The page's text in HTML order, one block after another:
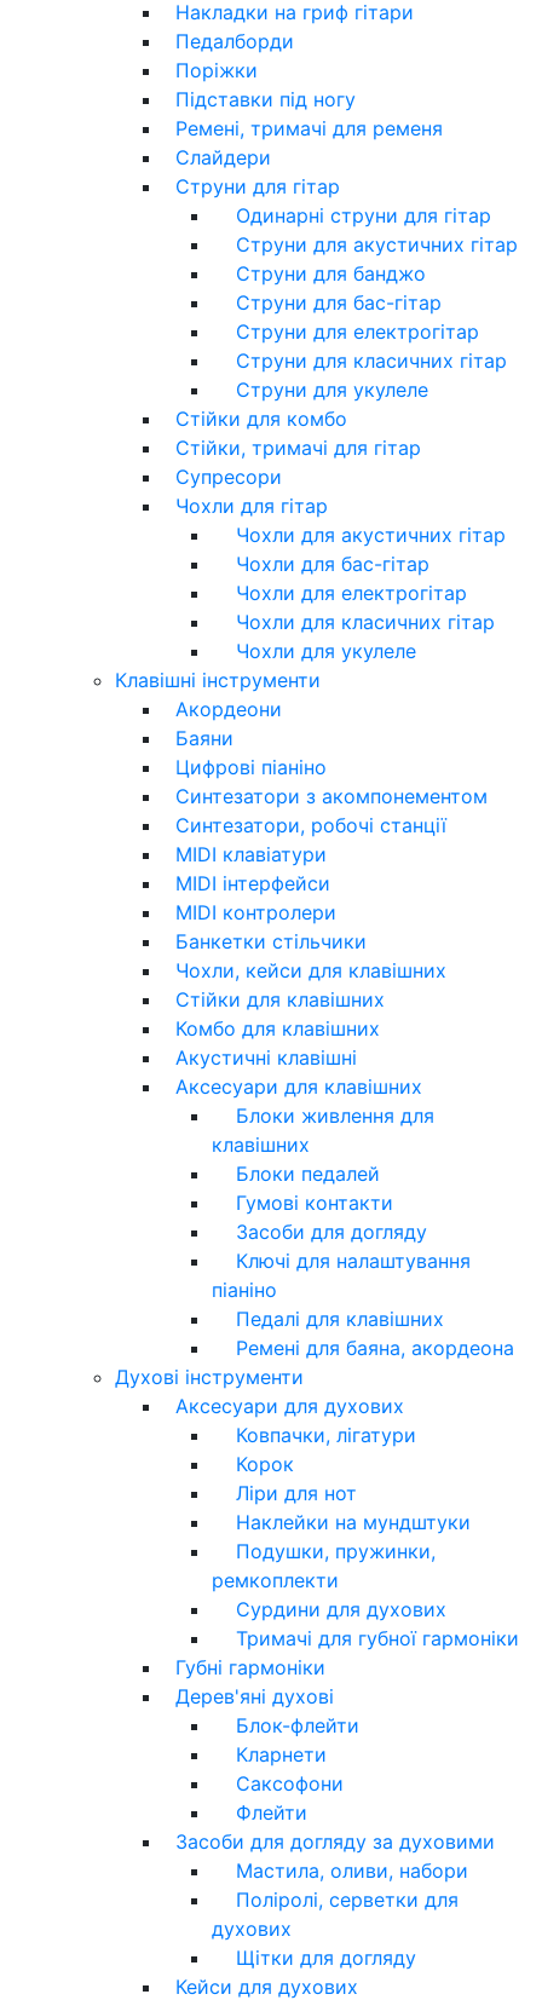
Накладки на гриф гітари
Педалборди
Поріжки
Підставки під ногу
Ремені, тримачі для ременя
Слайдери
Струни для гітар
Одинарні струни для гітар
Струни для акустичних гітар
Струни для банджо
Струни для бас-гітар
Струни для електрогітар
Струни для класичних гітар
Струни для укулеле
Стійки для комбо
Стійки, тримачі для гітар
Супресори
Чохли для гітар
Чохли для акустичних гітар
Чохли для бас-гітар
Чохли для електрогітар
Чохли для класичних гітар
Чохли для укулеле
Клавішні інструменти
Акордеони
Баяни
Цифрові піаніно
Синтезатори з акомпонементом
Синтезатори, робочі станції
MIDI клавіатури
MIDI інтерфейси
MIDI контролери
Банкетки стільчики
Чохли, кейси для клавішних
Стійки для клавішних
Комбо для клавішних
Акустичні клавішні
Аксесуари для клавішних
Блоки живлення для
клавішних
Блоки педалей
Гумові контакти
Засоби для догляду
Ключі для налаштування
піаніно
Педалі для клавішних
Ремені для баяна, акордеона
Духові інструменти
Аксесуари для духових
Ковпачки, лігатури
Корок
Ліри для нот
Наклейки на мундштуки
Подушки, пружинки,
ремкоплекти
Сурдини для духових
Тримачі для губної гармоніки
Губні гармоніки
Дерев'яні духові
Блок-флейти
Кларнети
Саксофони
Флейти
Засоби для догляду за духовими
Мастила, оливи, набори
Поліролі, серветки для
духових
Щітки для догляду
Кейси для духових